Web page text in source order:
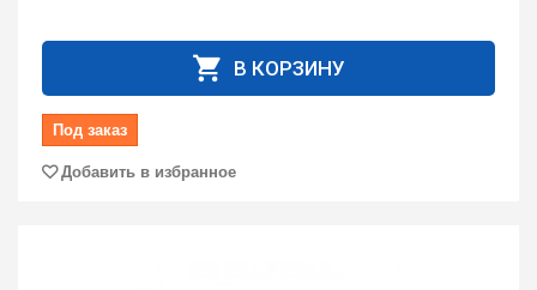
В КОРЗИНУ
Под заказ
Добавить в избранное